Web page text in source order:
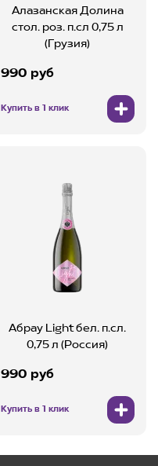
Алазанская Долина
стол. роз. п.сл 0,75 л
(Грузия)
990 руб
Купить в 1 клик
Абрау Light бел. п.сл.
0,75 л (Россия)
990 руб
Купить в 1 клик